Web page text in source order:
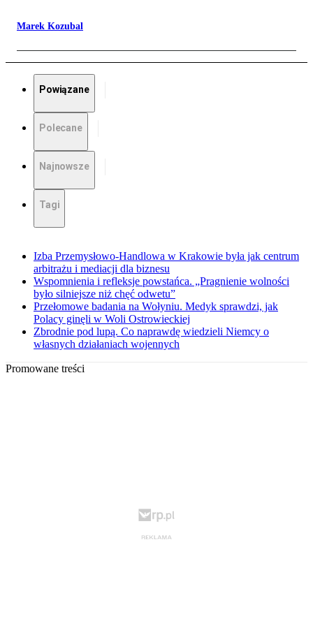
Marek Kozubal
Powiązane
Polecane
Najnowsze
Tagi
Izba Przemysłowo-Handlowa w Krakowie była jak centrum
arbitrażu i mediacji dla biznesu
Wspomnienia i refleksje powstańca. „Pragnienie wolności
było silniejsze niż chęć odwetu”
Przełomowe badania na Wołyniu. Medyk sprawdzi, jak
Polacy ginęli w Woli Ostrowieckiej
Zbrodnie pod lupą. Co naprawdę wiedzieli Niemcy o
własnych działaniach wojennych
Promowane treści